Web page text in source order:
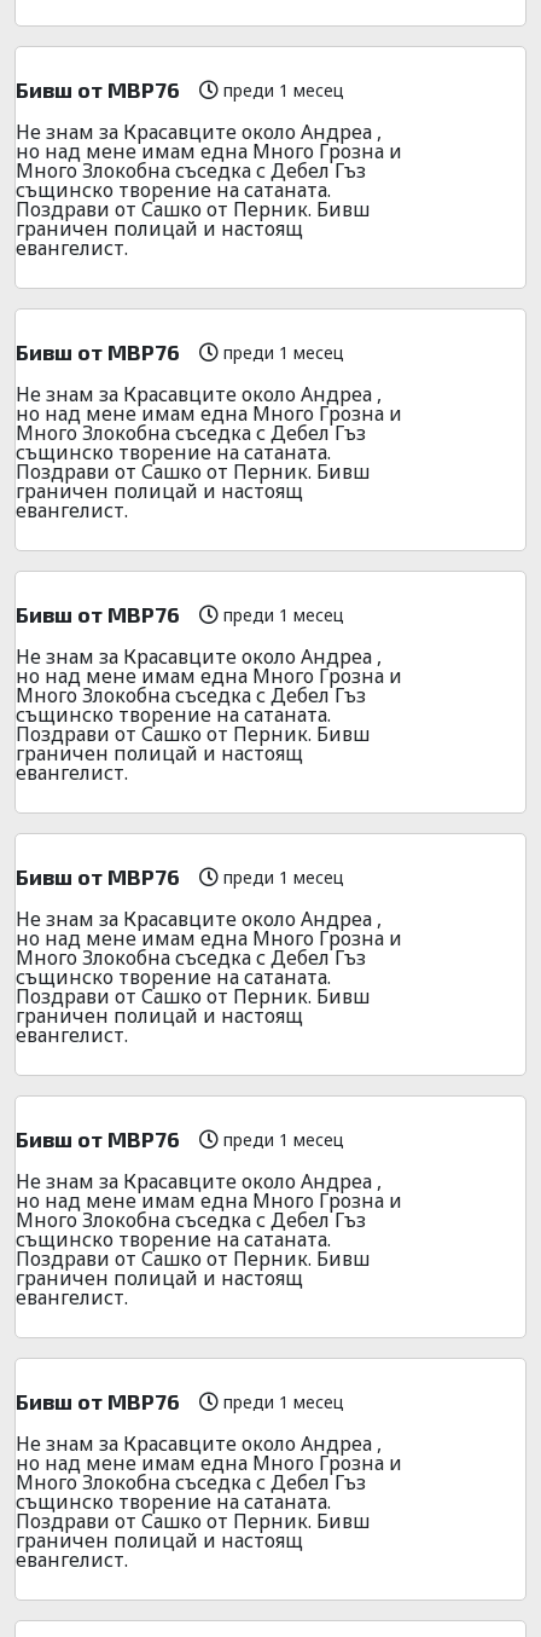
Бивш от МВР76 преди 1 месец
Не знам за Красавците около Андреа ,
но над мене имам една Много Грозна и
Много Злокобна съседка с Дебел Гъз
същинско творение на сатаната.
Поздрави от Сашко от Перник. Бивш
граничен полицай и настоящ
евангелист.
Бивш от МВР76 преди 1 месец
Не знам за Красавците около Андреа ,
но над мене имам една Много Грозна и
Много Злокобна съседка с Дебел Гъз
същинско творение на сатаната.
Поздрави от Сашко от Перник. Бивш
граничен полицай и настоящ
евангелист.
Бивш от МВР76 преди 1 месец
Не знам за Красавците около Андреа ,
но над мене имам една Много Грозна и
Много Злокобна съседка с Дебел Гъз
същинско творение на сатаната.
Поздрави от Сашко от Перник. Бивш
граничен полицай и настоящ
евангелист.
Бивш от МВР76 преди 1 месец
Не знам за Красавците около Андреа ,
но над мене имам една Много Грозна и
Много Злокобна съседка с Дебел Гъз
същинско творение на сатаната.
Поздрави от Сашко от Перник. Бивш
граничен полицай и настоящ
евангелист.
Бивш от МВР76 преди 1 месец
Не знам за Красавците около Андреа ,
но над мене имам една Много Грозна и
Много Злокобна съседка с Дебел Гъз
същинско творение на сатаната.
Поздрави от Сашко от Перник. Бивш
граничен полицай и настоящ
евангелист.
Бивш от МВР76 преди 1 месец
Не знам за Красавците около Андреа ,
но над мене имам една Много Грозна и
Много Злокобна съседка с Дебел Гъз
същинско творение на сатаната.
Поздрави от Сашко от Перник. Бивш
граничен полицай и настоящ
евангелист.